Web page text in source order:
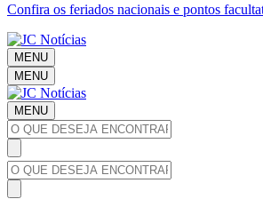
Confira os feriados nacionais e pontos
MENU
MENU
MENU